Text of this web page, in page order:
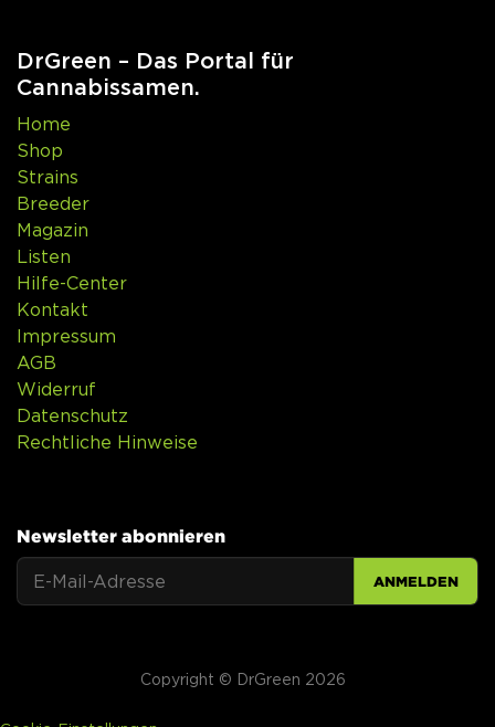
DrGreen – Das Portal für
Cannabissamen.
Home
Shop
Strains
Breeder
Magazin
Listen
Hilfe-Center
Kontakt
Impressum
AGB
Widerruf
Datenschutz
Rechtliche Hinweise
Newsletter abonnieren
ANMELDEN
Copyright © DrGreen 2026